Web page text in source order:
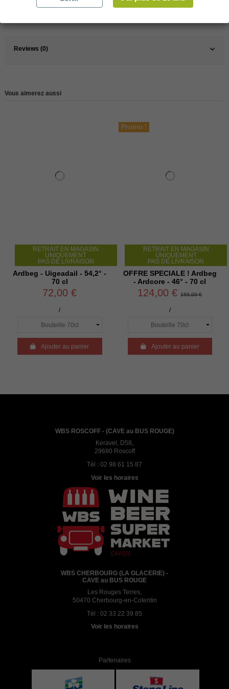
Reviews (0)
Vous aimerez aussi
RETRAIT EN MAGASIN
UNIQUEMENT
PAS DE LIVRAISON
Ardbeg - Uigeadail - 54,2° -
70 cl
72,00 €
/
Ajouter au panier
Promo !
RETRAIT EN MAGASIN
UNIQUEMENT
PAS DE LIVRAISON
OFFRE SPECIALE ! Ardbeg
- Ardcore - 46° - 70 cl
124,00 €155,00 €
/
Ajouter au panier
WBS ROSCOFF - (CAVE au BUS ROUGE)
Keravel, D58,
29680 Roscoff
Tél : 02 98 61 15 87
Voir les horaires
WBS CHERBOURG (LA GLACERIE) -
CAVE au BUS ROUGE
Les Rouges Terres,
50470 Cherbourg-en-Cotentin
Tél : 02 33 22 39 85
Voir les horaires
Partenaires